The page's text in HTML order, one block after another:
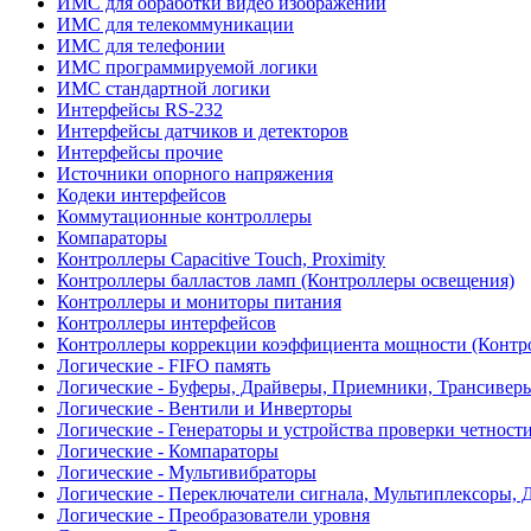
ИМС для телекоммуникации
ИМС для телефонии
ИМС программируемой логики
ИМС стандартной логики
Интерфейсы RS-232
Интерфейсы датчиков и детекторов
Интерфейсы прочие
Источники опорного напряжения
Кодеки интерфейсов
Коммутационные контроллеры
Компараторы
Контроллеры Capacitive Touch, Proximity
Контроллеры балластов ламп (Контроллеры освещения)
Контроллеры и мониторы питания
Контроллеры интерфейсов
Контроллеры коррекции коэффициента мощности
Логические - FIFO память
Логические - Буферы, Драйверы, Приемники,
Логические - Вентили и Инверторы
Логические - Генераторы и устройства проверки четности
Логические - Компараторы
Логические - Мультивибраторы
Логические - Переключатели сигнала, Мультиплексоры,
Логические - Преобразователи уровня